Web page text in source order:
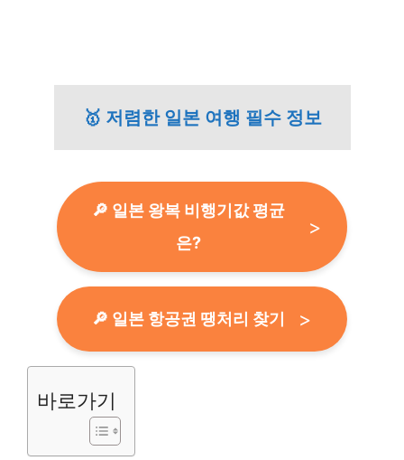
🥇 저렴한 일본 여행 필수 정보
🔎 일본 왕복 비행기값 평균
은?
🔎 일본 항공권 땡처리 찾기
바로가기